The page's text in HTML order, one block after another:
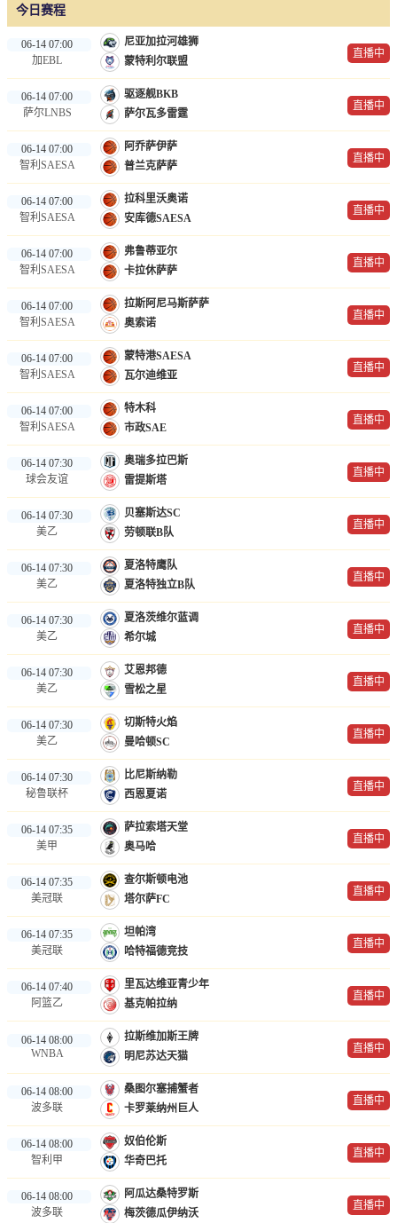
今日赛程
06-14 07:00
加EBL
尼亚加拉河雄狮
蒙特利尔联盟
直播中
06-14 07:00
萨尔LNBS
驱逐舰BKB
萨尔瓦多雷霆
直播中
06-14 07:00
智利SAESA
阿乔萨伊萨
普兰克萨萨
直播中
06-14 07:00
智利SAESA
拉科里沃奥诺
安库德SAESA
直播中
06-14 07:00
智利SAESA
弗鲁蒂亚尔
卡拉休萨萨
直播中
06-14 07:00
智利SAESA
拉斯阿尼马斯萨萨
奥索诺
直播中
06-14 07:00
智利SAESA
蒙特港SAESA
瓦尔迪维亚
直播中
06-14 07:00
智利SAESA
特木科
市政SAE
直播中
06-14 07:30
球会友谊
奥瑞多拉巴斯
雷提斯塔
直播中
06-14 07:30
美乙
贝塞斯达SC
劳顿联B队
直播中
06-14 07:30
美乙
夏洛特鹰队
夏洛特独立B队
直播中
06-14 07:30
美乙
夏洛茨维尔蓝调
希尔城
直播中
06-14 07:30
美乙
艾恩邦德
雪松之星
直播中
06-14 07:30
美乙
切斯特火焰
曼哈顿SC
直播中
06-14 07:30
秘鲁联杯
比尼斯纳勒
西恩夏诺
直播中
06-14 07:35
美甲
萨拉索塔天堂
奥马哈
直播中
06-14 07:35
美冠联
查尔斯顿电池
塔尔萨FC
直播中
06-14 07:35
美冠联
坦帕湾
哈特福德竞技
直播中
06-14 07:40
阿篮乙
里瓦达维亚青少年
基克帕拉纳
直播中
06-14 08:00
WNBA
拉斯维加斯王牌
明尼苏达天猫
直播中
06-14 08:00
波多联
桑图尔塞捕蟹者
卡罗莱纳州巨人
直播中
06-14 08:00
智利甲
奴伯伦斯
华奇巴托
直播中
06-14 08:00
波多联
阿瓜达桑特罗斯
梅茨德瓜伊纳沃
直播中